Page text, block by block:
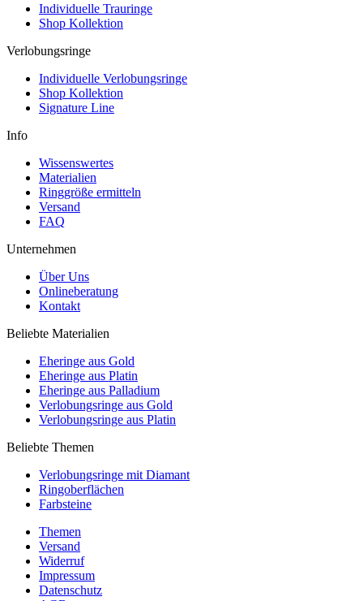
Individuelle Trauringe
Shop Kollektion
Verlobungsringe
Individuelle Verlobungsringe
Shop Kollektion
Signature Line
Info
Wissenswertes
Materialien
Ringgröße ermitteln
Versand
FAQ
Unternehmen
Über Uns
Onlineberatung
Kontakt
Beliebte Materialien
Eheringe aus Gold
Eheringe aus Platin
Eheringe aus Palladium
Verlobungsringe aus Gold
Verlobungsringe aus Platin
Beliebte Themen
Verlobungsringe mit Diamant
Ringoberflächen
Farbsteine
Themen
Versand
Widerruf
Impressum
Datenschutz